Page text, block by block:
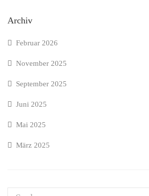
Archiv
Februar 2026
November 2025
September 2025
Juni 2025
Mai 2025
März 2025